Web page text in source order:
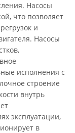
Насосы
что позволяет
и
Насосы
исполнения с
строение
внутрь
эксплуатации,
в